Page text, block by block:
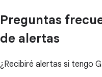
Preguntas
de alertas
¿Recibiré alertas si tengo